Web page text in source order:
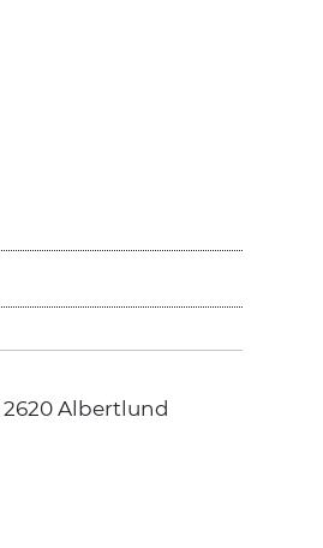
2620 Albertlund